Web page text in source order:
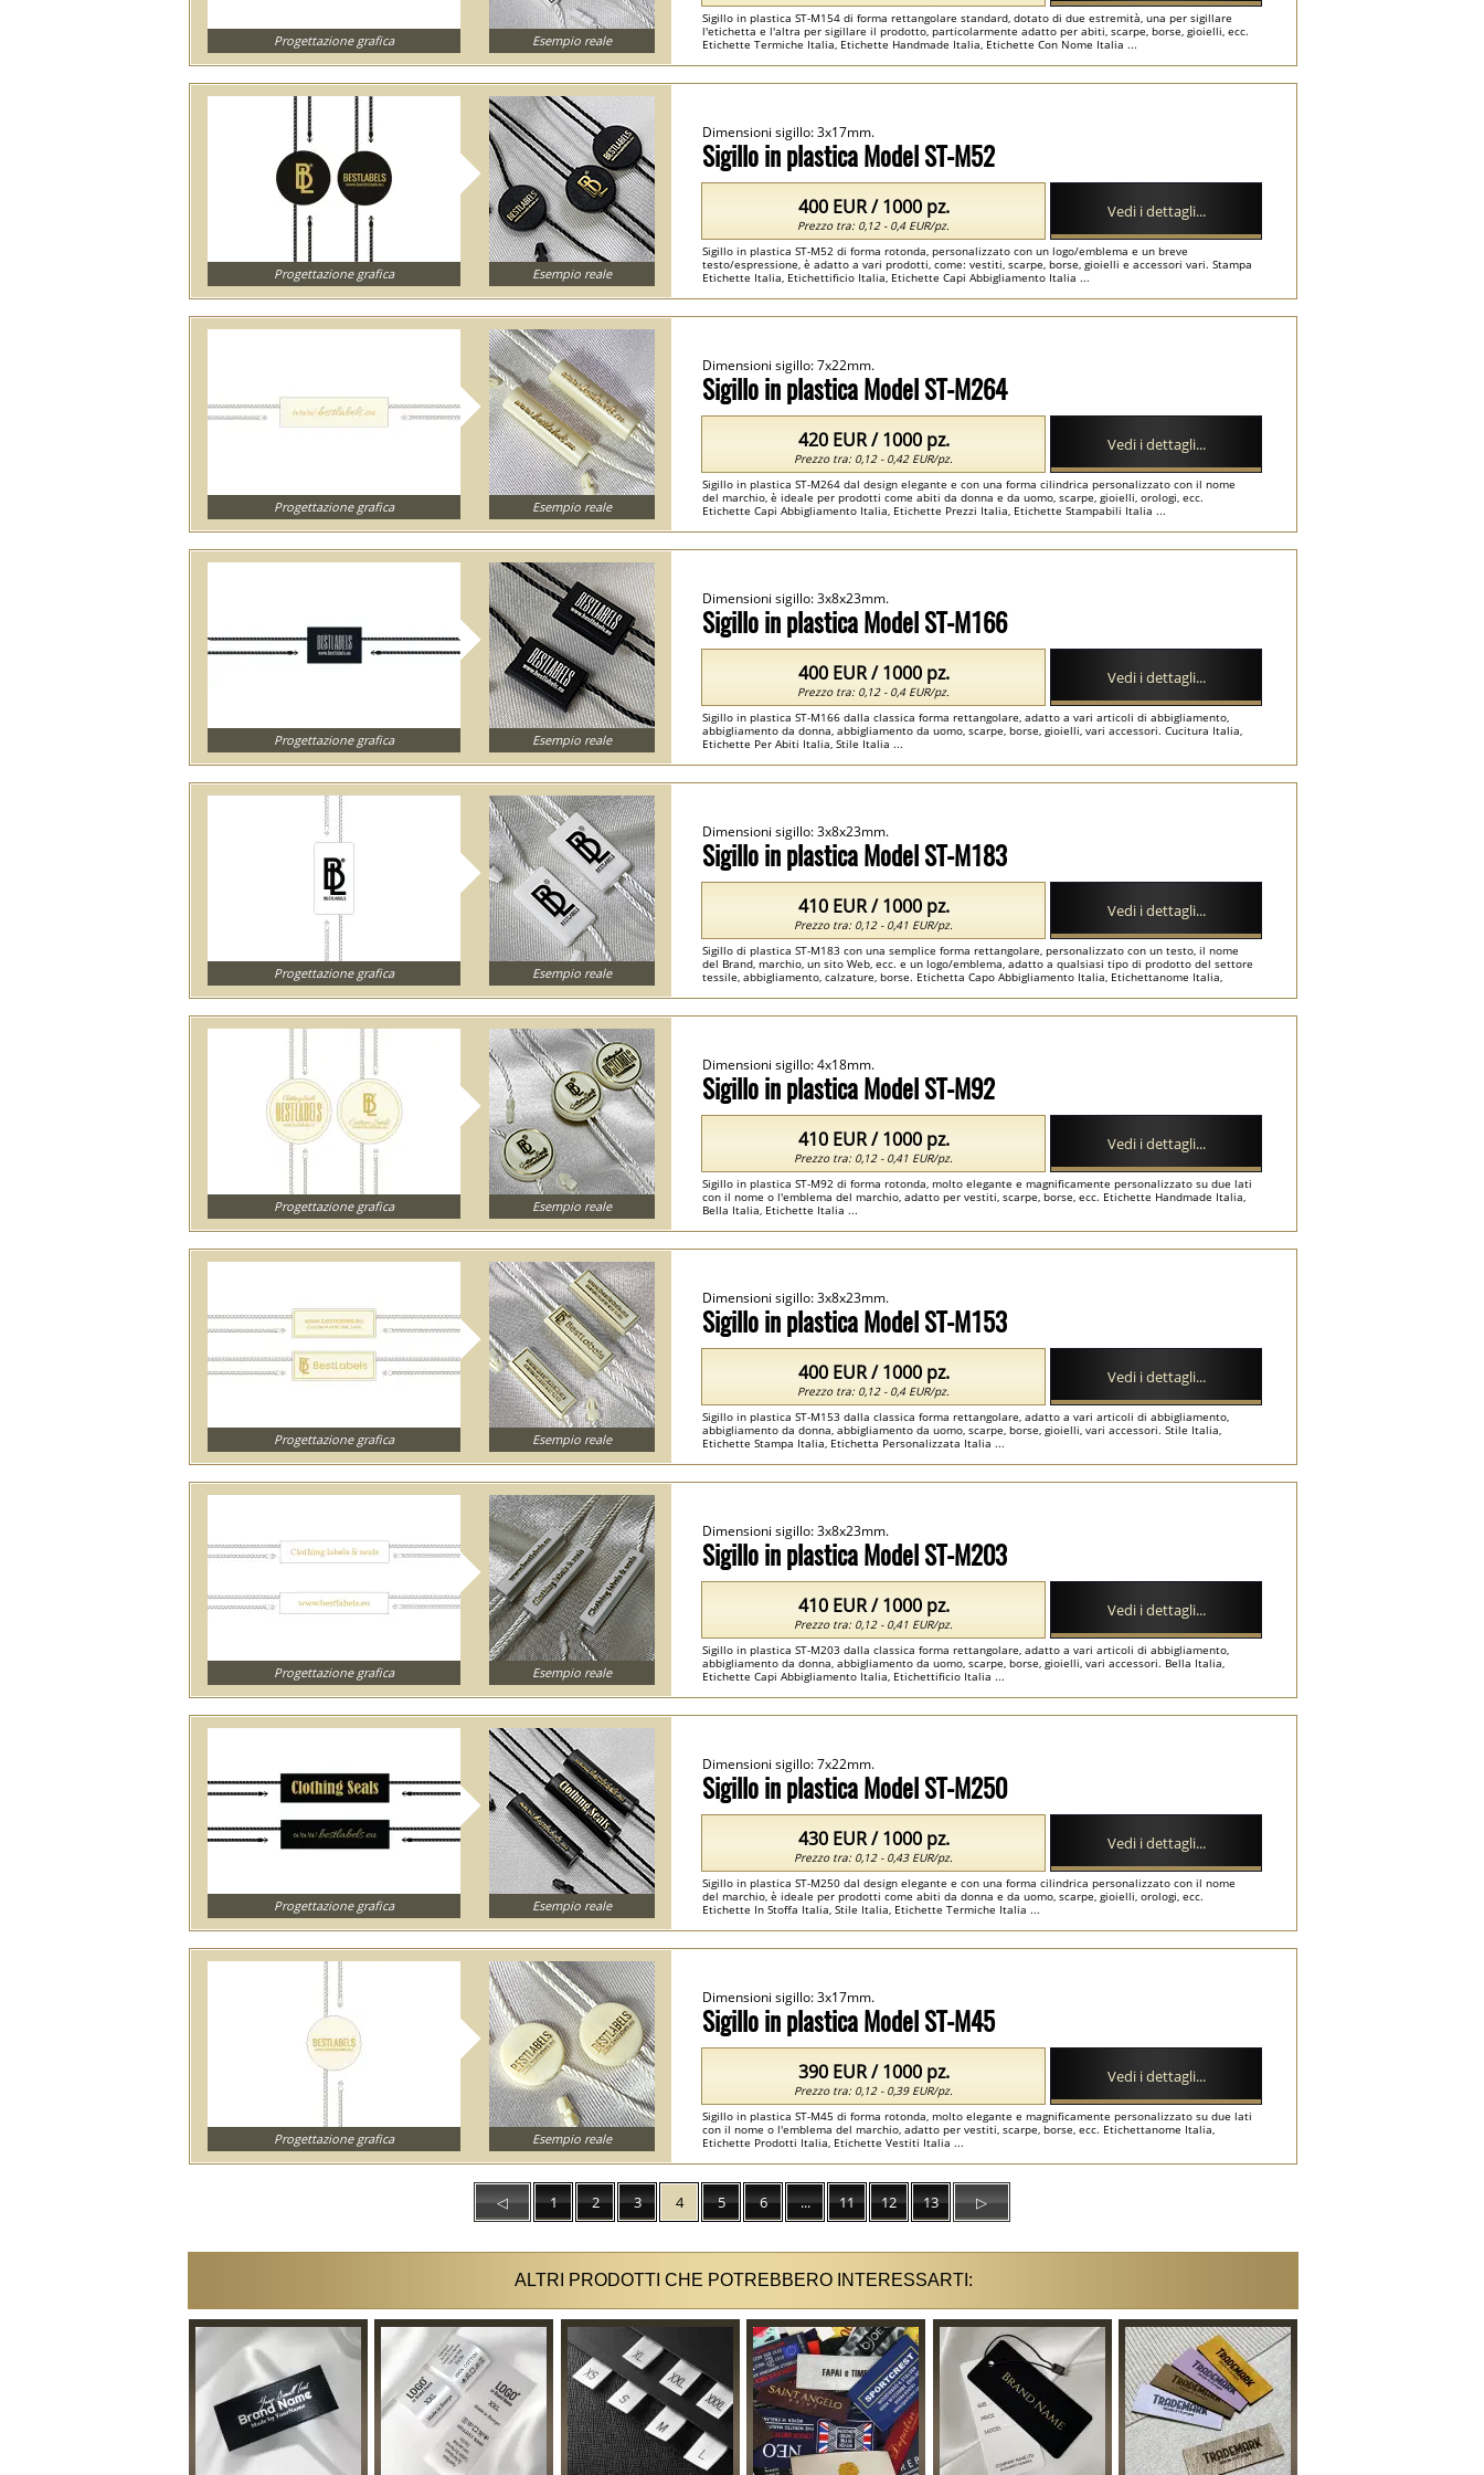
Sigillo in plastica ST-M154 di forma rettangolare standard, dotato di due estremità, una per sigillare
l'etichetta e l'altra per sigillare il prodotto, particolarmente adatto per abiti, scarpe, borse, gioielli, ecc.
Etichette Termiche Italia, Etichette Handmade Italia, Etichette Con Nome Italia ...
Progettazione grafica Esempio reale
Sigillo in plastica Model ST-M52
Dimensioni sigillo: 3x17mm.
Sigillo in plastica ST-M52 di forma rotonda, personalizzato con un logo/emblema e un breve
testo/espressione, è adatto a vari prodotti, come: vestiti, scarpe, borse, gioielli e accessori vari. Stampa
Etichette Italia, Etichettificio Italia, Etichette Capi Abbigliamento Italia ...
400 EUR / 1000 pz.
Prezzo tra: 0,12 - 0,4 EUR/pz.
Vedi i dettagli...
Progettazione grafica Esempio reale
Sigillo in plastica Model ST-M264
Dimensioni sigillo: 7x22mm.
Sigillo in plastica ST-M264 dal design elegante e con una forma cilindrica personalizzato con il nome
del marchio, è ideale per prodotti come abiti da donna e da uomo, scarpe, gioielli, orologi, ecc.
Etichette Capi Abbigliamento Italia, Etichette Prezzi Italia, Etichette Stampabili Italia ...
420 EUR / 1000 pz.
Prezzo tra: 0,12 - 0,42 EUR/pz.
Vedi i dettagli...
Progettazione grafica Esempio reale
Sigillo in plastica Model ST-M166
Dimensioni sigillo: 3x8x23mm.
Sigillo in plastica ST-M166 dalla classica forma rettangolare, adatto a vari articoli di abbigliamento,
abbigliamento da donna, abbigliamento da uomo, scarpe, borse, gioielli, vari accessori. Cucitura Italia,
Etichette Per Abiti Italia, Stile Italia ...
400 EUR / 1000 pz.
Prezzo tra: 0,12 - 0,4 EUR/pz.
Vedi i dettagli...
Progettazione grafica Esempio reale
Sigillo in plastica Model ST-M183
Dimensioni sigillo: 3x8x23mm.
Sigillo di plastica ST-M183 con una semplice forma rettangolare, personalizzato con un testo, il nome
del Brand, marchio, un sito Web, ecc. e un logo/emblema, adatto a qualsiasi tipo di prodotto del settore
tessile, abbigliamento, calzature, borse. Etichetta Capo Abbigliamento Italia, Etichettanome Italia,
410 EUR / 1000 pz.
Prezzo tra: 0,12 - 0,41 EUR/pz.
Vedi i dettagli...
Progettazione grafica Esempio reale
Sigillo in plastica Model ST-M92
Dimensioni sigillo: 4x18mm.
Sigillo in plastica ST-M92 di forma rotonda, molto elegante e magnificamente personalizzato su due lati
con il nome o l'emblema del marchio, adatto per vestiti, scarpe, borse, ecc. Etichette Handmade Italia,
Bella Italia, Etichette Italia ...
410 EUR / 1000 pz.
Prezzo tra: 0,12 - 0,41 EUR/pz.
Vedi i dettagli...
Progettazione grafica Esempio reale
Sigillo in plastica Model ST-M153
Dimensioni sigillo: 3x8x23mm.
Sigillo in plastica ST-M153 dalla classica forma rettangolare, adatto a vari articoli di abbigliamento,
abbigliamento da donna, abbigliamento da uomo, scarpe, borse, gioielli, vari accessori. Stile Italia,
Etichette Stampa Italia, Etichetta Personalizzata Italia ...
400 EUR / 1000 pz.
Prezzo tra: 0,12 - 0,4 EUR/pz.
Vedi i dettagli...
Progettazione grafica Esempio reale
Sigillo in plastica Model ST-M203
Dimensioni sigillo: 3x8x23mm.
Sigillo in plastica ST-M203 dalla classica forma rettangolare, adatto a vari articoli di abbigliamento,
abbigliamento da donna, abbigliamento da uomo, scarpe, borse, gioielli, vari accessori. Bella Italia,
Etichette Capi Abbigliamento Italia, Etichettificio Italia ...
410 EUR / 1000 pz.
Prezzo tra: 0,12 - 0,41 EUR/pz.
Vedi i dettagli...
Progettazione grafica Esempio reale
Sigillo in plastica Model ST-M250
Dimensioni sigillo: 7x22mm.
Sigillo in plastica ST-M250 dal design elegante e con una forma cilindrica personalizzato con il nome
del marchio, è ideale per prodotti come abiti da donna e da uomo, scarpe, gioielli, orologi, ecc.
Etichette In Stoffa Italia, Stile Italia, Etichette Termiche Italia ...
430 EUR / 1000 pz.
Prezzo tra: 0,12 - 0,43 EUR/pz.
Vedi i dettagli...
Progettazione grafica Esempio reale
Sigillo in plastica Model ST-M45
Dimensioni sigillo: 3x17mm.
Sigillo in plastica ST-M45 di forma rotonda, molto elegante e magnificamente personalizzato su due lati
con il nome o l'emblema del marchio, adatto per vestiti, scarpe, borse, ecc. Etichettanome Italia,
Etichette Prodotti Italia, Etichette Vestiti Italia ...
390 EUR / 1000 pz.
Prezzo tra: 0,12 - 0,39 EUR/pz.
Vedi i dettagli...
Progettazione grafica Esempio reale
◁ 1 2 3 4 5 6 ... 11 12 13 ▷
ALTRI PRODOTTI CHE POTREBBERO INTERESSARTI: